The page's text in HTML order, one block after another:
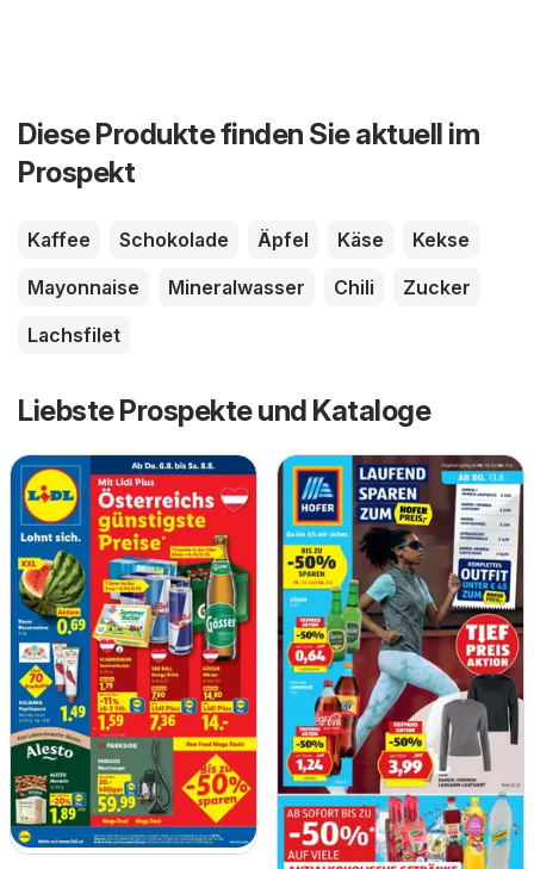
Diese Produkte finden Sie aktuell im
Prospekt
Kaffee Schokolade Äpfel Käse
Kekse
Mayonnaise
Mineralwasser Chili
Zucker
Lachsfilet
Liebste Prospekte und Kataloge